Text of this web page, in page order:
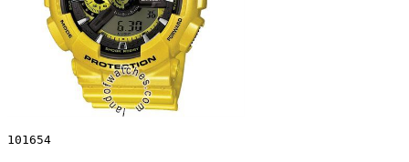
101654